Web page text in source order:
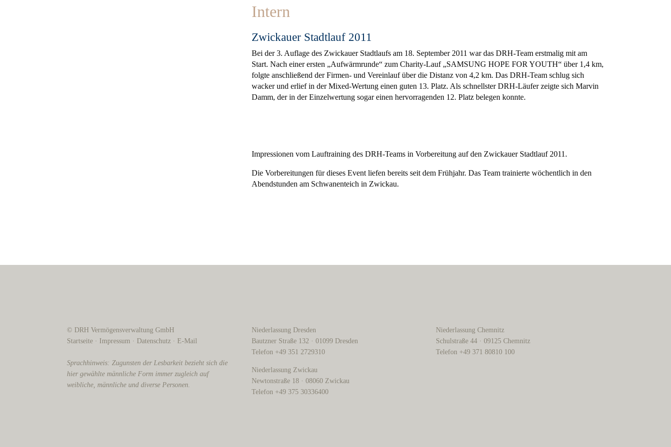
Intern
Zwickauer Stadtlauf 2011
Bei der 3. Auflage des Zwickauer Stadtlaufs am 18. September 2011 war das DRH-Team erstmalig mit am
Start. Nach einer ersten „Aufwärmrunde“ zum Charity-Lauf „SAMSUNG HOPE FOR YOUTH“ über 1,4 km,
folgte anschließend der Firmen- und Vereinlauf über die Distanz von 4,2 km. Das DRH-Team schlug sich
wacker und erlief in der Mixed-Wertung einen guten 13. Platz. Als schnellster DRH-Läufer zeigte sich Marvin
Damm, der in der Einzelwertung sogar einen hervorragenden 12. Platz belegen konnte.
Impressionen vom Lauftraining des DRH-Teams in Vorbereitung auf den Zwickauer Stadtlauf 2011.
Die Vorbereitungen für dieses Event liefen bereits seit dem Frühjahr. Das Team trainierte wöchentlich in den
Abendstunden am Schwanenteich in Zwickau.
© DRH Vermögensverwaltung GmbH
Startseite · Impressum · Datenschutz · E-Mail
Sprachhinweis: Zugunsten der Lesbarkeit bezieht sich die
hier gewählte männliche Form immer zugleich auf
weibliche, männliche und diverse Personen.
Niederlassung Dresden
Bautzner Straße 132 · 01099 Dresden
Telefon +49 351 2729310
Niederlassung Zwickau
Newtonstraße 18 · 08060 Zwickau
Telefon +49 375 30336400
Niederlassung Chemnitz
Schulstraße 44 · 09125 Chemnitz
Telefon +49 371 80810 100